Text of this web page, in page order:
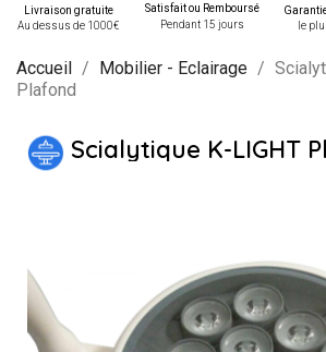
Livraison gratuite
Au dessus de 1000€
Satisfait ou Remboursé
Pendant 15 jours
le
Accueil Mobilier - Eclairage
Plafond
Scialytique K-LIGHT